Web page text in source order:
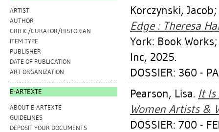
ARTIST
AUTHOR
CRITIC/CURATOR/HISTORIAN
ITEM TYPE
PUBLISHER
DATE OF PUBLICATION
ART ORGANIZATION
E-ARTEXTE
ABOUT E-ARTEXTE
GUIDELINES
DEPOSIT YOUR DOCUMENTS
Korczynski, Jacob;
Edge : Theresa
York: Book
Inc, 2025.
DOSSIER: 360 -
Pearson, Lisa. It Is
Women Artists &
DOSSIER: 700 -